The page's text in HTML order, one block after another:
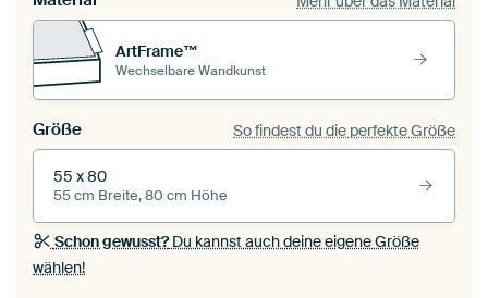
ArtFrame™
Wechselbare Wandkunst
Größe So findest du die perfekte Größe
55 x 80
55 cm Breite, 80 cm Höhe
Schon gewusst?Du kannst auch deine eigene Größe
wählen!